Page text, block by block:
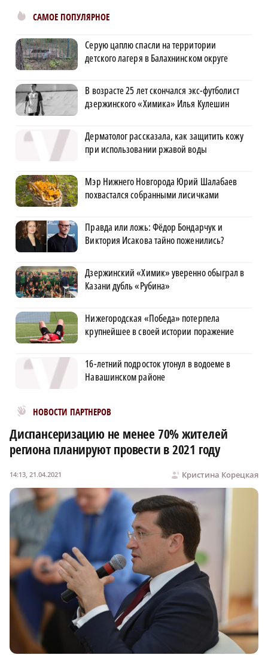
САМОЕ ПОПУЛЯРНОЕ
Серую цаплю спасли на территории
детского лагеря в Балахнинском округе
В возрасте 25 лет скончался экс-футболист
дзержинского «Химика» Илья Кулешин
Дерматолог рассказала, как защитить кожу
при использовании ржавой воды
Мэр Нижнего Новгорода Юрий Шалабаев
похвастался собранными лисичками
Правда или ложь: Фёдор Бондарчук и
Виктория Исакова тайно поженились?
Дзержинский «Химик» уверенно обыграл в
Казани дубль «Рубина»
Нижегородская «Победа» потерпела
крупнейшее в своей истории поражение
16-летний подросток утонул в водоеме в
Навашинском районе
НОВОСТИ ПАРТНЕРОВ
Новости МирТесен
Диспансеризацию не менее 70% жителей
региона планируют провести в 2021 году
Кристина Корецкая
14:13, 21.04.2021